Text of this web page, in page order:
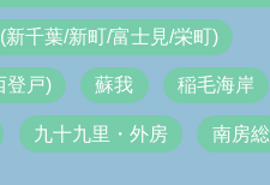
新千葉/新町/富士見/栄町)
登戸) 蘇我 稲毛海岸
九十九里・外房 南房総